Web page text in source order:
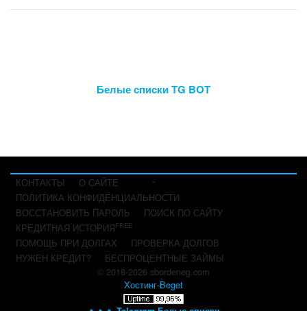
Белые списки TG BOT
-
КОНТАКТЫ
О САЙТЕ
ПОЛИТИКА КОНФИДЕНЦИАЛЬНОСТИ
ВОССТАНОВИТЬ ПАРОЛЬ
ПОИСК ПО САЙТУ
КРЕДИТНАЯ ИСТОРИЯFREE
ПОМОЩЬ ПРИ ДОЛГАХ
ПРОВЕРКА ДОЛГОВ
НУЖЕН КРЕДИТ?
БЕСПРОЦЕНТНЫЕ ЗАЙМЫ
© 2018-2026 sbordeneg.com
Хостинг-Beget